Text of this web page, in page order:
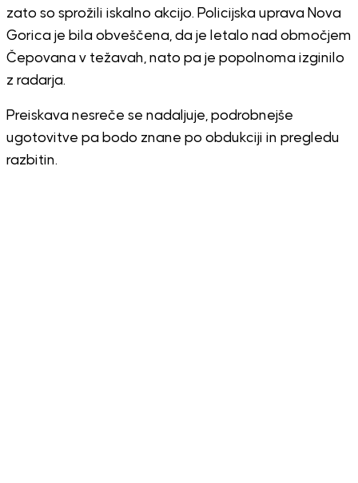
zato so sprožili iskalno akcijo. Policijska uprava Nova
Gorica je bila obveščena, da je letalo nad območjem
Čepovana v težavah, nato pa je popolnoma izginilo
z radarja.
Preiskava nesreče se nadaljuje, podrobnejše
ugotovitve pa bodo znane po obdukciji in pregledu
razbitin.